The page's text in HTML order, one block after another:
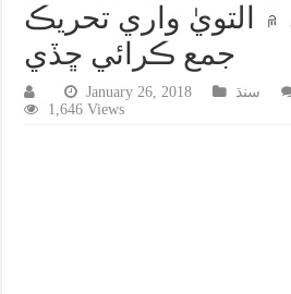
۾ التويٰ واري تحريڪ
جمع ڪرائي ڇڏي
January 26, 2018 سنڌ
1,646 Views